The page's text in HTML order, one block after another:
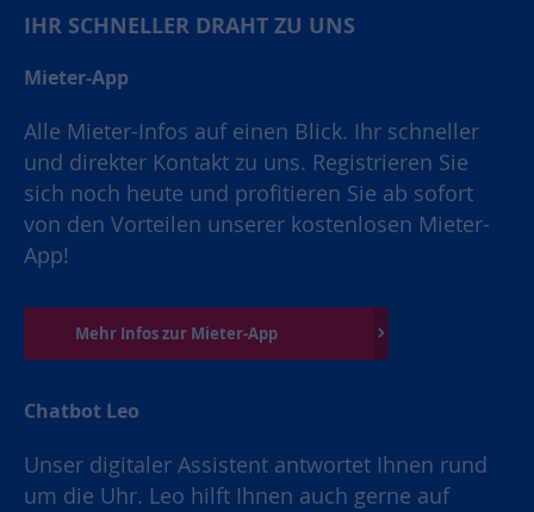
IHR SCHNELLER DRAHT ZU UNS
Mieter-App
Alle Mieter-Infos auf einen Blick. Ihr schneller
und direkter Kontakt zu uns. Registrieren Sie
sich noch heute und profitieren Sie ab sofort
von den Vorteilen unserer kostenlosen Mieter-
App!
Mehr Infos zur Mieter-App
Chatbot Leo
Unser digitaler Assistent antwortet Ihnen rund
um die Uhr. Leo hilft Ihnen auch gerne auf